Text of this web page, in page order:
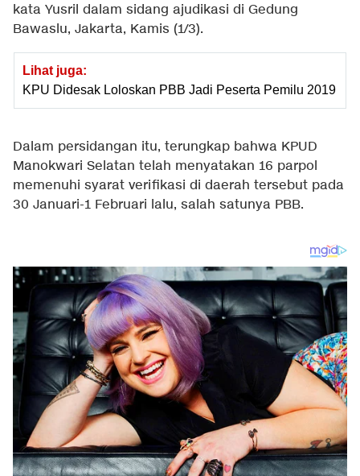
kata Yusril dalam sidang ajudikasi di Gedung
Bawaslu, Jakarta, Kamis (1/3).
Lihat juga:
KPU Didesak Loloskan PBB Jadi Peserta Pemilu 2019
Dalam persidangan itu, terungkap bahwa KPUD
Manokwari Selatan telah menyatakan 16 parpol
memenuhi syarat verifikasi di daerah tersebut pada
30 Januari-1 Februari lalu, salah satunya PBB.